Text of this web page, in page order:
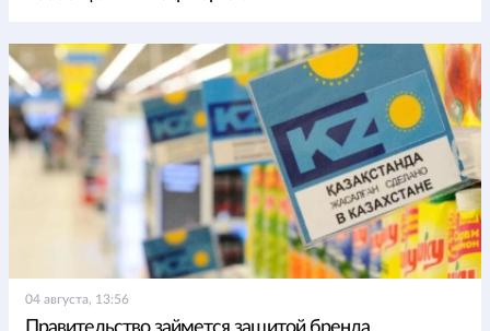
04 августа, 13:56